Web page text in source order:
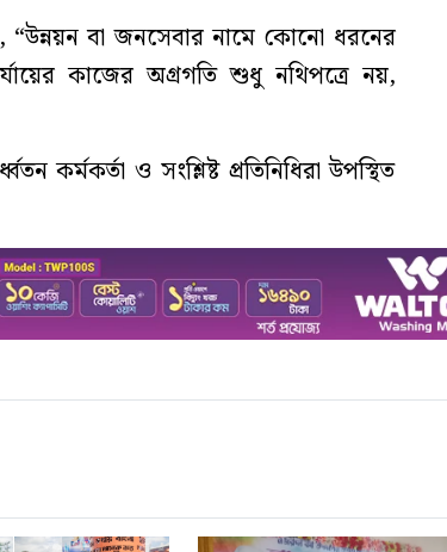
বা জনসেবার নামে কোনো ধরনের
কাজের অগ্রগতি শুধু নথিপত্রে নয়,
কর্মকর্তা ও সংশ্লিষ্ট প্রতিনিধিরা উপস্থিত